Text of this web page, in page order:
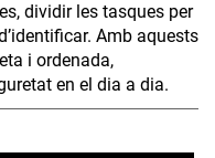
dividir les tasques per
Amb aquests
i ordenada,
en el dia a dia.